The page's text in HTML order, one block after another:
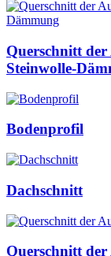
Querschnitt
Steinwolle-
Bodenprofil
Dachschnitt
Querschnitt